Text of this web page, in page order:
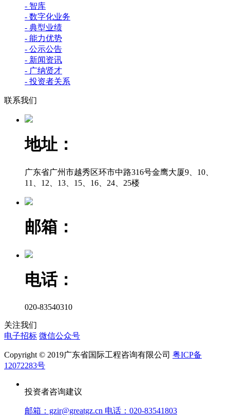
- 智库
- 数字化业务
- 典型业绩
- 能力优势
- 公示公告
- 新闻资讯
- 广纳贤才
- 投资者关系
联系我们
地址：
广东省广州市越秀区环市中路316号金鹰大厦9、10、
11、12、13、15、16、24、25楼
邮箱：
电话：
020-83540310
关注我们
电子招标 微信公众号
Copyright © 2019广东省国际工程咨询有限公司 粤ICP备
12072283号
投资者咨询建议
邮箱：gzir@greatgz.cn 电话：020-83541803